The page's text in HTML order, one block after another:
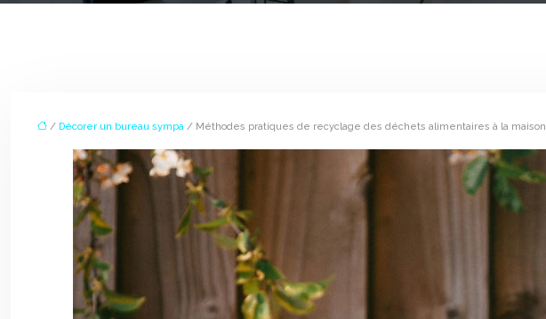
/ Décorer un bureau sympa / Méthodes pratiques de recyclage des déchets alimentaires à la maison